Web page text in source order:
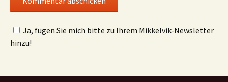
Ja, fügen Sie mich bitte zu Ihrem Mikkelvik-Newsletter
hinzu!